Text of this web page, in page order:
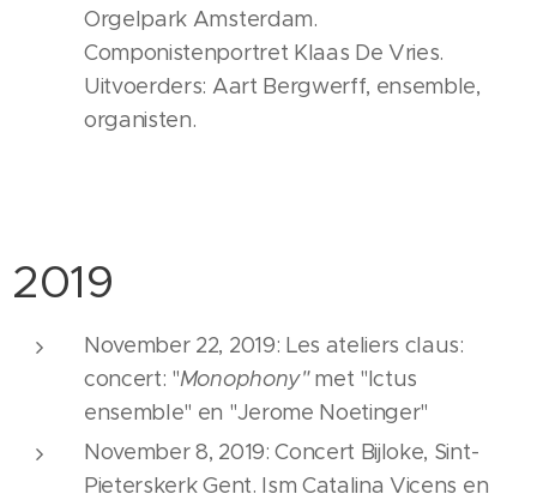
Orgelpark Amsterdam.
Componistenportret Klaas De Vries.
Uitvoerders: Aart Bergwerff, ensemble,
organisten.
2019
November 22, 2019: Les ateliers claus:
concert: "Monophony"met "Ictus
ensemble" en "Jerome Noetinger"
November 8, 2019: Concert Bijloke, Sint-
Pieterskerk Gent. Ism Catalina Vicens en